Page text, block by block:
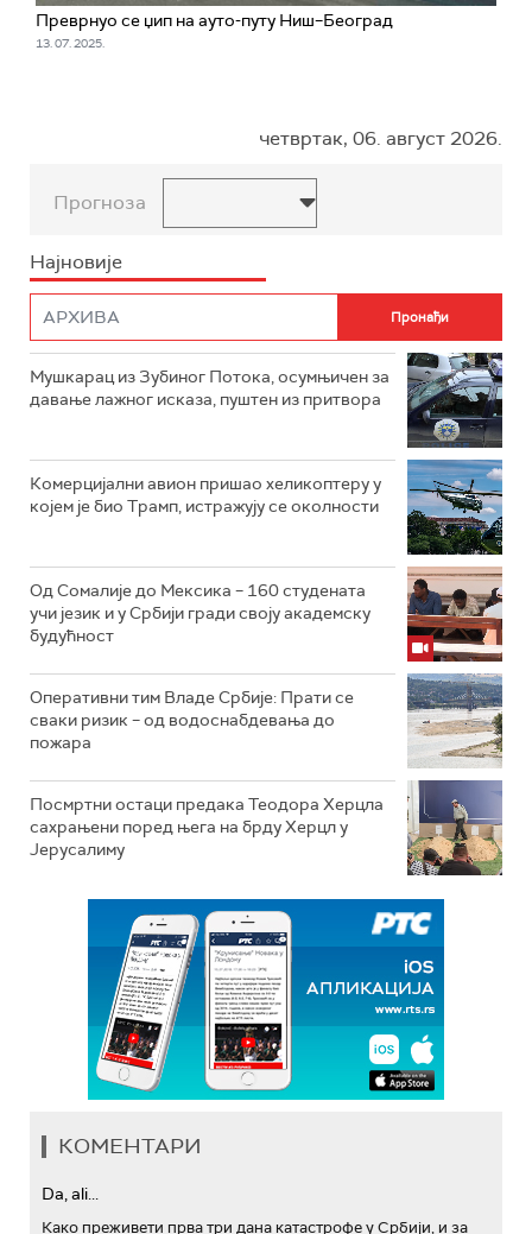
Преврнуо се џип на ауто-путу Ниш–Београд
13. 07. 2025.
четвртак, 06. август 2026.
Прогноза
Најновије
Мушкарац из Зубиног Потока, осумњичен за
давање лажног исказа, пуштен из притвора
Комерцијални авион пришао хеликоптеру у
којем је био Трамп, истражују се околности
Од Сомалије до Мексика – 160 студената
учи језик и у Србији гради своју академску
будућност
Оперативни тим Владе Србије: Прати се
сваки ризик – од водоснабдевања до
пожара
Посмртни остаци предака Теодора Херцла
сахрањени поред њега на брду Херцл у
Јерусалиму
КОМЕНТАРИ
Da, ali...
Како преживети прва три дана катастрофе у Србији, и за